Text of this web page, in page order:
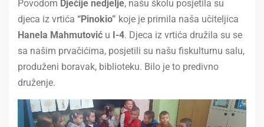
Povodom Dječije nedjelje, našu školu posjetila su
djeca iz vrtića “Pinokio” koje je primila naša učiteljica
Hanela Mahmutović u I-4. Djeca iz vrtića družila su se
sa našim prvačićima, posjetili su našu fiskulturnu salu,
produženi boravak, biblioteku. Bilo je to predivno
druženje.